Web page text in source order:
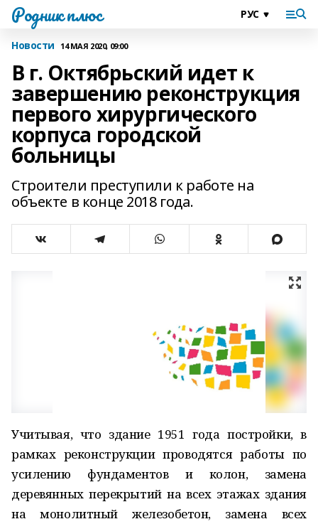
Родник плюс
Новости 14 МАЯ 2020, 09:00
В г. Октябрьский идет к
завершению реконструкция
первого хирургического
корпуса городской
больницы
Строители преступили к работе на
объекте в конце 2018 года.
Учитывая, что здание 1951 года постройки, в
рамках реконструкции проводятся работы по
усилению фундаментов и колон, замена
деревянных перекрытий на всех этажах здания
на монолитный железобетон, замена всех